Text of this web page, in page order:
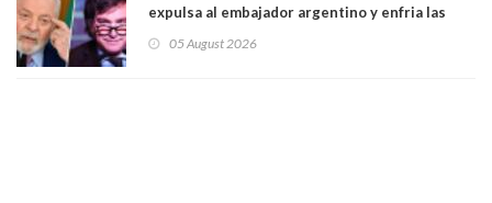
expulsa al embajador argentino y enfria las
trasandino
05 August 2026